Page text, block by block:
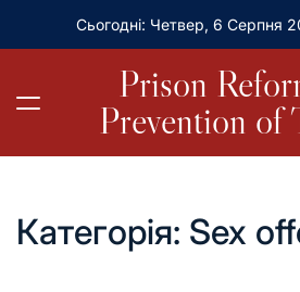
Сьогодні: Четвер, 6 Серпня
Prison
Prevention of
Категорія: Sex